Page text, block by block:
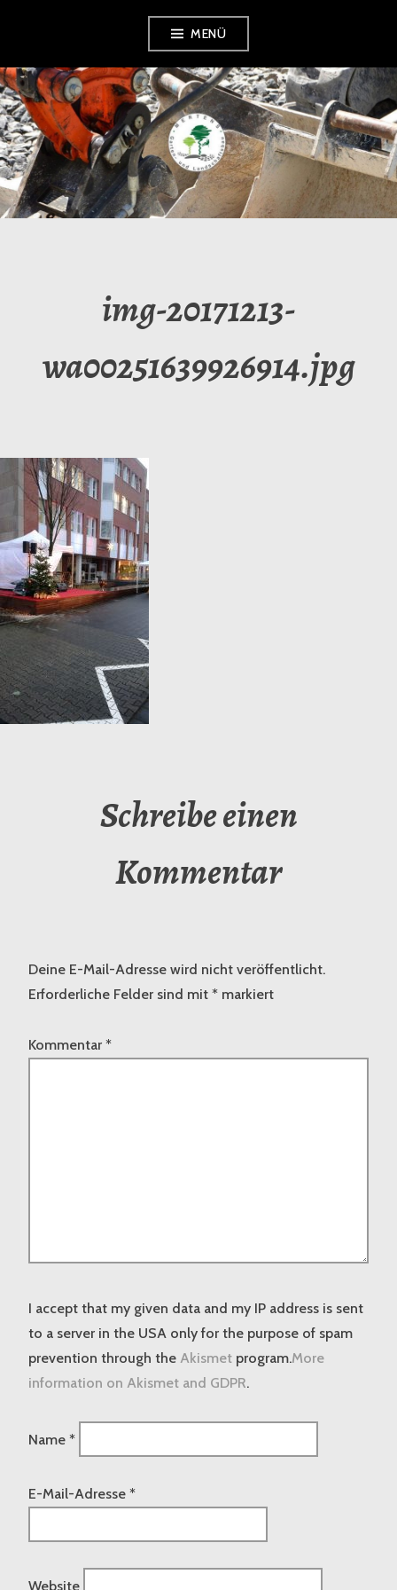
springen
MENÜ
GARTENBAUMERTENS
img-20171213-
wa00251639926914.jpg
Schreibe einen
Kommentar
Deine E-Mail-Adresse wird nicht veröffentlicht.
Erforderliche Felder sind mit * markiert
Kommentar *
I accept that my given data and my IP address is sent
to a server in the USA only for the purpose of spam
prevention through the Akismet program.More
information on Akismet and GDPR.
Name *
E-Mail-Adresse *
Website